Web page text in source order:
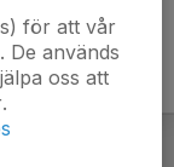
för att vår
De används
oss att